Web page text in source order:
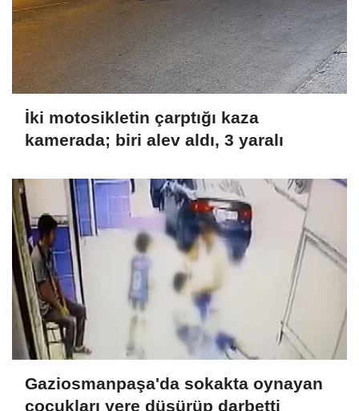
İki motosikletin çarptığı kaza
kamerada; biri alev aldı, 3 yaralı
Gaziosmanpaşa'da sokakta oynayan
çocukları yere düşürüp darbetti